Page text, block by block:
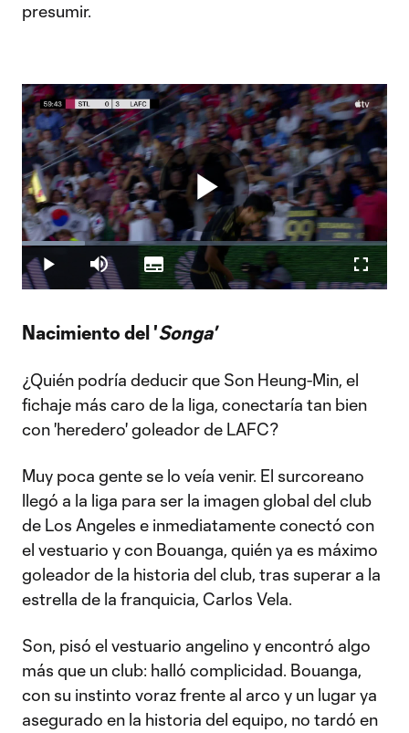
presumir.
Play
Video
Play Mute
Loaded:
17.23%
Subtitles
Nacimiento del 'Songa'
¿Quién podría deducir que Son Heung-Min, el
fichaje más caro de la liga, conectaría tan bien
con 'heredero' goleador de LAFC?
Muy poca gente se lo veía venir. El surcoreano
llegó a la liga para ser la imagen global del club
de Los Angeles e inmediatamente conectó con
el vestuario y con Bouanga, quién ya es máximo
goleador de la historia del club, tras superar a la
estrella de la franquicia, Carlos Vela.
Son, pisó el vestuario angelino y encontró algo
más que un club: halló complicidad. Bouanga,
con su instinto voraz frente al arco y un lugar ya
asegurado en la historia del equipo, no tardó en